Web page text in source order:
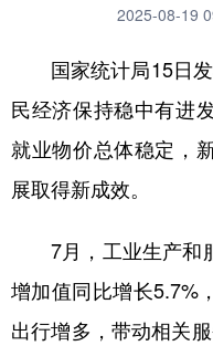
2025-08-19
国家统计局15日发
民经济保持稳中有进
就业物价总体稳定，
展取得新成效。
7月，工业生产和
增加值同比增长5.7%
出行增多，带动相关